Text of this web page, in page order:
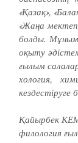
«Қазақ»,
«Жаңа
болды.
оқыту
ғылым
хология,
кездестіруге
Қайырбек
филология